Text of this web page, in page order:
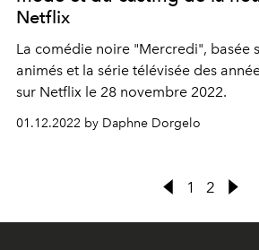
Netflix
La comédie noire "Mercredi", basée
animés et la série télévisée des
sur Netflix le 28 novembre 2022.
01.12.2022 by Daphne Dorgelo
1 2